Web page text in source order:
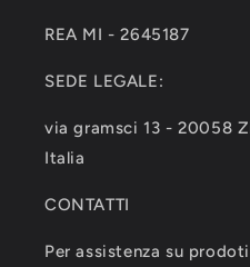
REA MI - 2645187
SEDE LEGALE:
via gramsci 13 - 20058
Italia
CONTATTI
Per assistenza su